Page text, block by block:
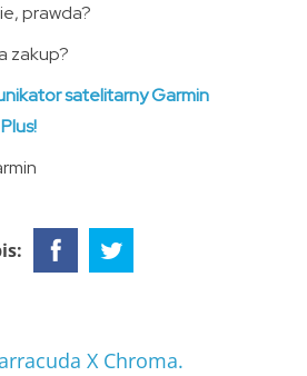
prawda?
zakup?
satelitarny Garmin
X Chroma.